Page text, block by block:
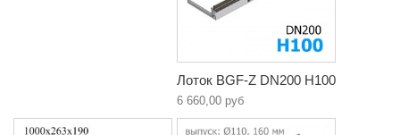
Лоток BGF-Z DN200 H100
6 660,00 руб